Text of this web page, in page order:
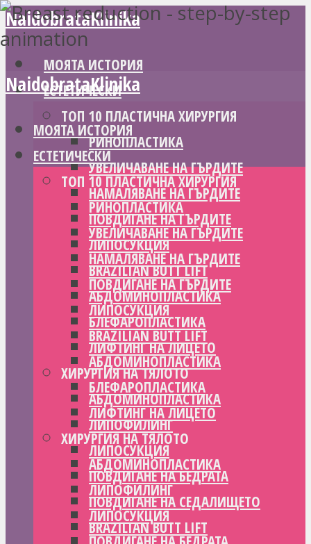
NaidobrataKlinika
МОЯТА ИСТОРИЯ
ЕСТЕТИЧЕСКИ
ТОП 10 ПЛАСТИЧНА ХИРУРГИЯ
РИНОПЛАСТИКА
УВЕЛИЧАВАНЕ НА ГЪРДИТЕ
НАМАЛЯВАНЕ НА ГЪРДИТЕ
ПОВДИГАНЕ НА ГЪРДИТЕ
ЛИПОСУКЦИЯ
BRAZILIAN BUTT LIFT
АБДОМИНОПЛАСТИКА
БЛЕФАРОПЛАСТИКА
ЛИФТИНГ НА ЛИЦЕТО
ХИРУРГИЯ НА ТЯЛОТО
АБДОМИНОПЛАСТИКА
ЛИПОФИЛИНГ
ЛИПОСУКЦИЯ
ПОВДИГАНЕ НА БЕДРАТА
ПОВДИГАНЕ НА СЕДАЛИЩЕТО
BRAZILIAN BUTT LIFT
NaidobrataKlinika
МОЯТА ИСТОРИЯ
ЕСТЕТИЧЕСКИ
ТОП 10 ПЛАСТИЧНА ХИРУРГИЯ
РИНОПЛАСТИКА
УВЕЛИЧАВАНЕ НА ГЪРДИТЕ
НАМАЛЯВАНЕ НА ГЪРДИТЕ
ПОВДИГАНЕ НА ГЪРДИТЕ
ЛИПОСУКЦИЯ
BRAZILIAN BUTT LIFT
АБДОМИНОПЛАСТИКА
БЛЕФАРОПЛАСТИКА
ЛИФТИНГ НА ЛИЦЕТО
ХИРУРГИЯ НА ТЯЛОТО
АБДОМИНОПЛАСТИКА
ЛИПОФИЛИНГ
ЛИПОСУКЦИЯ